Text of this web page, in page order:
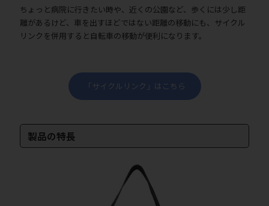
ちょっと病院に行きたい時や、近くの公園など、歩くには少し距
離があるけど、車を出すほどではない距離の移動にも、サイクル
リンクを併用すると自転車の移動が便利になります。
「サイクルリンク」はこちら
製品の特長